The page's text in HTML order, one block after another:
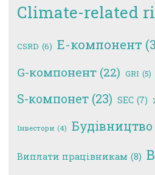
Climate-related
CSRD (6) E-компонент
G-компонент (22) GRI (5)
S-компонет (23) SEC (7)
Інвестори (4) Будівництво
Виплати працівникам (8)